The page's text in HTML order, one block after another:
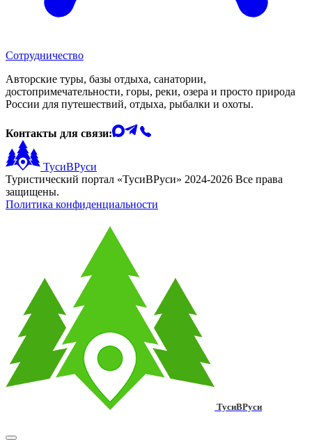
Сотрудничество
Авторские туры, базы отдыха, санатории,
достопримечательности, горы, реки, озера и просто природа
России для путешествий, отдыха, рыбалки и охоты.
Контакты для связи:
ТусиВРуси
Туристический портал «ТусиВРуси» 2024-2026 Все права
защищены.
Политика конфиденциальности
ТусиВРуси